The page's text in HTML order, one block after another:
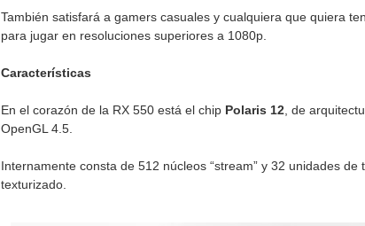
También satisfará a gamers casuales y cualquiera que quiera
para jugar en resoluciones superiores a 1080p.
Características
En el corazón de la RX 550 está el chip Polaris 12 , de
OpenGL 4.5.
Internamente consta de 512 núcleos “stream” y 32 unidades
texturizado.